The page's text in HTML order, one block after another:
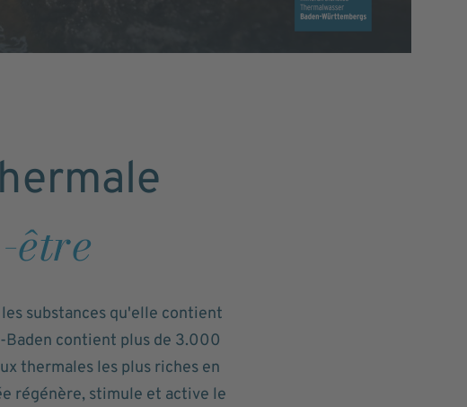
être
substances qu'elle contient
Baden contient plus de 3.000
thermales les plus riches en
régénère, stimule et active le